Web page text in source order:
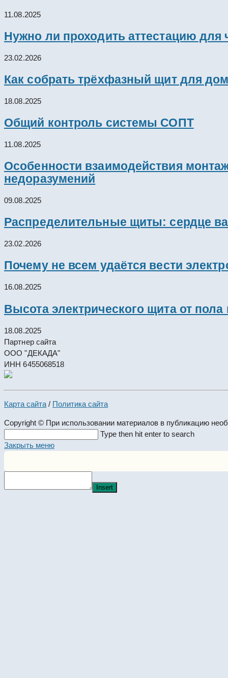
11.08.2025
Нужно ли проходить аттестацию для
23.02.2026
Как собрать трёхфазный щит для
18.08.2025
Общий контроль системы СОПТ
11.08.2025
Особенности взаимодействия
недоразумений
09.08.2025
Распределительные щиты: сердце
23.02.2026
Почему не всем удаётся вести
16.08.2025
Высота электрического щита от
18.08.2025
Партнер сайта
ООО "ДЕКАДА"
ИНН 6455068518
Карта сайта / Политика сайта
Copyright © При использовании материалов в публикацию
this
Type then hit enter to search
Закрыть меню
Insert